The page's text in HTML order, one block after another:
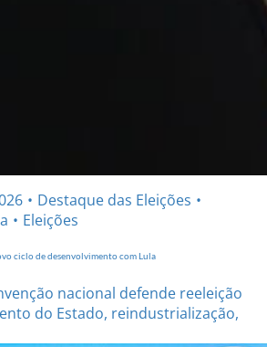
Destaque das Eleições
Eleições
ciclo de desenvolvimento com Lula
nacional defende reeleição
do Estado, reindustrialização,